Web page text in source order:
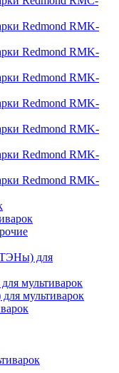
Redmond RMK-
Redmond RMK-
Redmond RMK-
Redmond RMK-
Redmond RMK-
Redmond RMK-
Redmond RMK-
для
мультиварок
мультиварок